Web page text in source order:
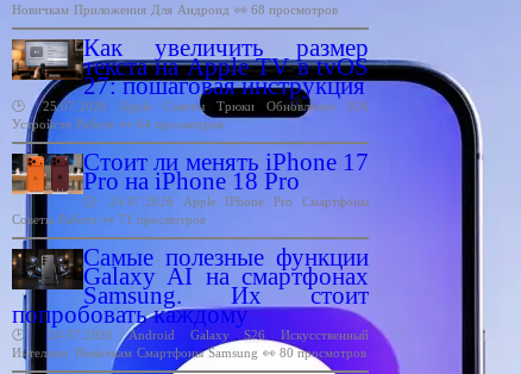
Новичкам Приложения Для Андроид 👀 68 просмотров
Как увеличить размер
текста на Apple TV в tvOS
27: пошаговая инструкция
🕑 25.07.2026 Apple Советы Трюки Обновление
IOS
Устройств Работе 👀 64 просмотров
Стоит ли менять iPhone 17
Pro на iPhone 18 Pro
🕑 24.07.2026 Apple IPhone Pro
Смартфоны
Советы Работе 👀 71 просмотров
Самые полезные функции
Galaxy AI на смартфонах
Samsung. Их стоит
попробовать каждому
🕑 24.07.2026 Android Galaxy S26
Искусственный
Интеллект Новичкам Смартфоны Samsung 👀 80 просмотров